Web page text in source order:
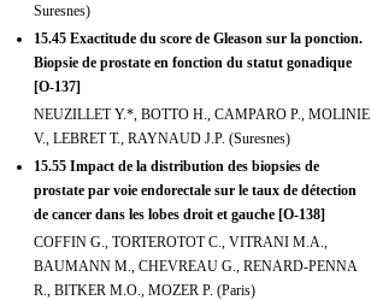
Suresnes)
15.45 Exactitude du score de Gleason sur la ponction.
Biopsie de prostate en fonction du statut gonadique
[O-137]
NEUZILLET Y.*, BOTTO H., CAMPARO P., MOLINIE
V., LEBRET T., RAYNAUD J.P. (Suresnes)
15.55 Impact de la distribution des biopsies de
prostate par voie endorectale sur le taux de détection
de cancer dans les lobes droit et gauche [O-138]
COFFIN G., TORTEROTOT C., VITRANI M.A.,
BAUMANN M., CHEVREAU G., RENARD-PENNA
R., BITKER M.O., MOZER P. (Paris)